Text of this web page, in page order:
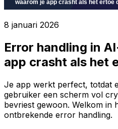
8 januari 2026
Error handling in
app crasht als het
Je app werkt perfect, totdat
gebruiker een scherm vol
bevriest gewoon. Welkom in
ontbrekende error handling.